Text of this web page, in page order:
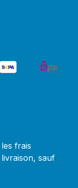
frais
sauf